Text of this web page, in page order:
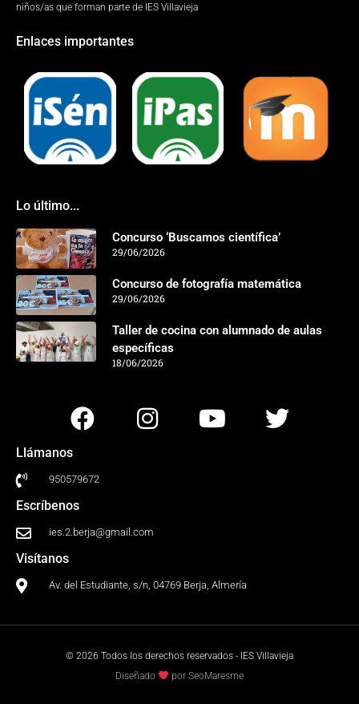
niños/as que forman parte de IES Villavieja
Enlaces importantes
Lo último...
Concurso ‘Buscamos científica’
29/06/2026
Concurso de fotografía matemática
29/06/2026
Taller de cocina con alumnado de aulas
específicas
18/06/2026
Llámanos
950579672
Escríbenos
ies.2.berja@gmail.com
Visítanos
Av. del Estudiante, s/n, 04769 Berja, Almería
© 2026 Todos los derechos reservados - IES Villavieja
Diseñado
por SeoMaresme